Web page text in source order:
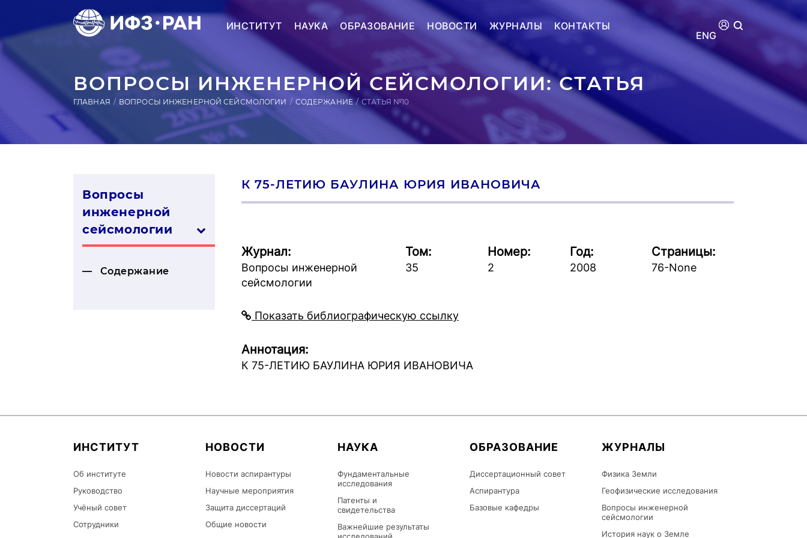
ИНСТИТУТ НАУКА ОБРАЗОВАНИЕ НОВОСТИ ЖУРНАЛЫ
КОНТАКТЫ
ENG
ВОПРОСЫ ИНЖЕНЕРНОЙ СЕЙСМОЛОГИИ: СТАТЬЯ
ГЛАВНАЯ ВОПРОСЫ ИНЖЕНЕРНОЙ СЕЙСМОЛОГИИ СОДЕРЖАНИЕ СТАТЬЯ №10
Вопросы
инженерной
сей­смо­логии
Содержание
К 75-ЛЕТИЮ БАУЛИНА ЮРИЯ ИВАНОВИЧА
Журнал:
Вопросы инженерной
сейсмологии
Том:
35
Номер:
2
Год:
2008
Страницы:
76-None
Показать библиографическую ссылку
Аннотация:
К 75-ЛЕТИЮ БАУЛИНА ЮРИЯ ИВАНОВИЧА
ИНСТИТУТ
Об институте
Руководство
Учёный совет
Сотрудники
НОВОСТИ
Новости аспирантуры
Научные мероприятия
Защита диссертаций
Общие новости
НАУКА
Фундаментальные
исследования
Патенты и
свидетельства
Важнейшие результаты
ОБРАЗОВАНИЕ
Диссертационный совет
Аспирантура
Базовые кафедры
ЖУРНАЛЫ
Физика Земли
Геофизические исследования
Вопросы инженерной
сейсмологии
История наук о Земле